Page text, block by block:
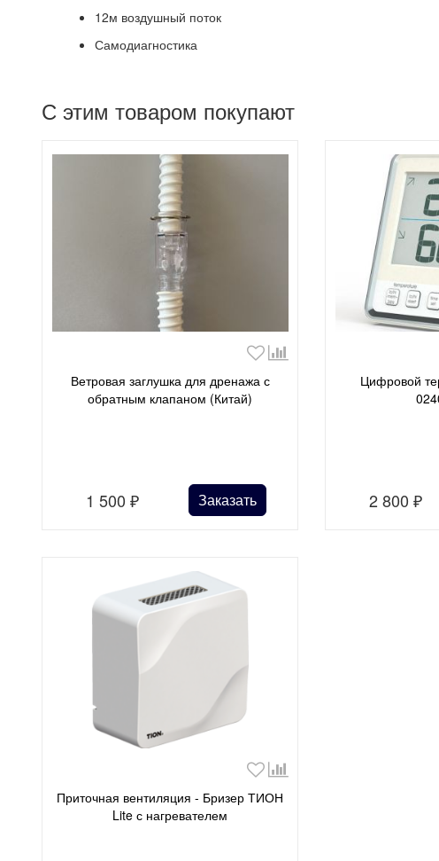
12м воздушный поток
Самодиагностика
С этим товаром покупают
Ветровая заглушка для дренажа с
обратным клапаном (Китай)
1 500 ₽ Заказать
Цифровой
2 800 ₽
Приточная вентиляция - Бризер ТИОН
Lite с нагревателем